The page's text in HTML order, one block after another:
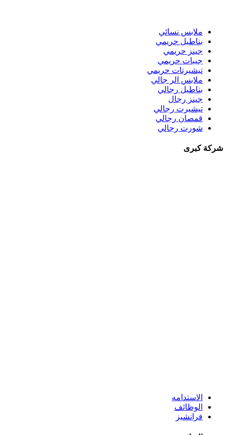
ملابس نسائي
بناطيل حريمي
جينز حريمي
جيبات حريمي
تيشيرتات حريمي
ملابس الر جالي
بناطيل رجالي
جينز رجال
تيشيرت رجالي
قمصان رجالي
شورت رجالي
شركة كبرى
الاستدامه
الوظائف
فرانشيز